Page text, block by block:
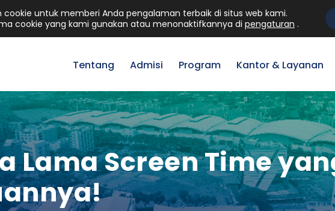
Mahasiswa
Tentang Admisi Program Kantor & Layanan
Lama Screen Time
untuk memberi Anda pengalaman terbaik di situs web kami.
cookie yang kami gunakan atau menonaktifkannya di pengaturan .